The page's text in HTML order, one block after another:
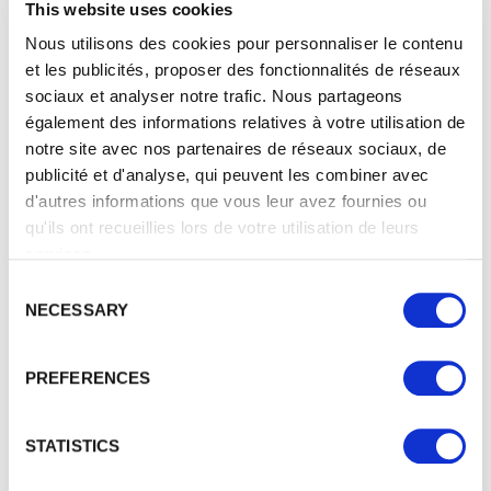
This website uses cookies
Nous utilisons des cookies pour personnaliser le contenu
et les publicités, proposer des fonctionnalités de réseaux
sociaux et analyser notre trafic. Nous partageons
également des informations relatives à votre utilisation de
notre site avec nos partenaires de réseaux sociaux, de
publicité et d'analyse, qui peuvent les combiner avec
d'autres informations que vous leur avez fournies ou
qu'ils ont recueillies lors de votre utilisation de leurs
NECESSARY
PREFERENCES
STATISTICS
Website
Kompatibilität mit unterstützenden Technologien
(Screenreader, Tastaturnavigation)
Optimierte Farbkontraste für eine bessere Lesbarkeit
Strukturierte Inhalte mit aussagekräftigen
Überschriften
Alternativtexte für wesentliche Bilder
Responsives Design für Computer, Tablets und
Formulare, die verständlich und einfach zu bedienen sind
KONFORMITÄTSNIVEAU
Unser Ziel ist es, die Website schrittweise an die
(WCAG) 2.1 auf Konformitätsstufe AA anzupassen.